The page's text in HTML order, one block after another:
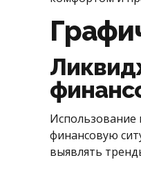
Использование
финансовую
выявлять